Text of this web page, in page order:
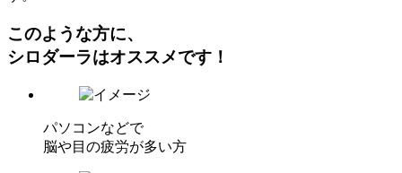
このような方に、
シロダーラはオススメです！
パソコンなどで
脳や目の疲労が多い方